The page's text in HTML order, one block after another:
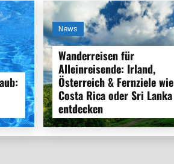
News
Wanderreisen für
Alleinreisende: Irland,
Österreich & Fernziele wie
Costa Rica oder Sri Lanka
entdecken